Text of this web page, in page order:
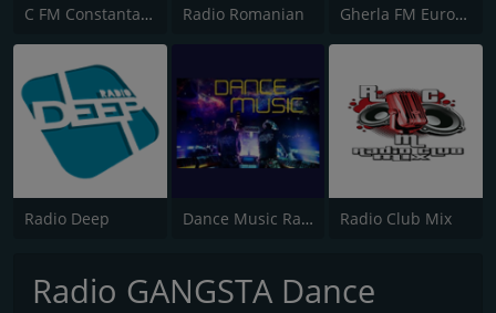
C FM Constanta 92.9 FM Radio Romanian Gherla FM Eurodance Music Radio
Radio Deep Dance Music Radio Radio Club Mix
Radio GANGSTA Dance